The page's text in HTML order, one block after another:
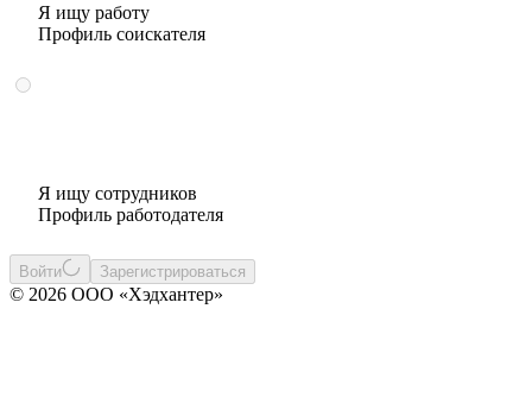
Я ищу работу
Профиль соискателя
Я ищу сотрудников
Профиль работодателя
Войти Зарегистрироваться
© 2026 ООО «Хэдхантер»